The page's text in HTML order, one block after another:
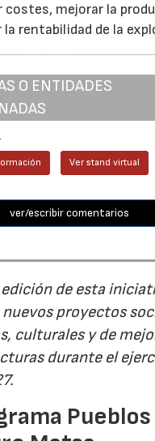
costes, mejorar la
rentabilidad de la
O ENTIDADES
Ver stand virtual
ver/escribir comentarios
de esta
proyectos
culturales y de
durante el